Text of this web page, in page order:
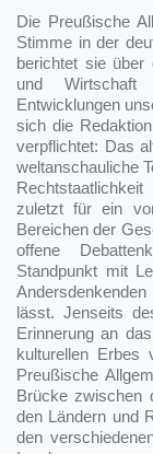
Die Preußische
Stimme in der
berichtet sie über
und
Entwicklungen
sich die
verpflichtet: Das
weltanschauliche
zuletzt für ein
Bereichen der
offene
Standpunkt mit
lässt. Jenseits
Erinnerung an
kulturellen Erbes
Preußische
Brücke zwischen
den Ländern und
den